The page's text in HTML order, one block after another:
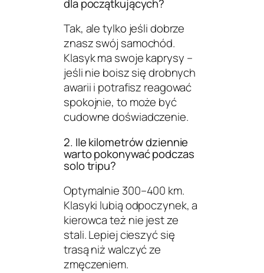
dla początkujących?
Tak, ale tylko jeśli dobrze
znasz swój samochód.
Klasyk ma swoje kaprysy –
jeśli nie boisz się drobnych
awarii i potrafisz reagować
spokojnie, to może być
cudowne doświadczenie.
2. Ile kilometrów dziennie
warto pokonywać podczas
solo tripu?
Optymalnie 300–400 km.
Klasyki lubią odpoczynek, a
kierowca też nie jest ze
stali. Lepiej cieszyć się
trasą niż walczyć ze
zmęczeniem.